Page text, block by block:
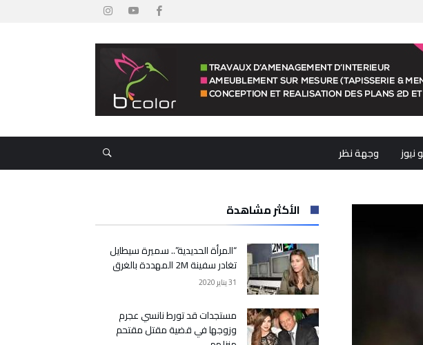
نيوز وجهة نظر
الأكثر مشاهدة
“المرأة الحديدية”.. سميرة سيطايل
تغادر سفينة 2M المهددة بالغرق
31 يناير 2020
مستجدات قد تورط نانسي عجرم
وزوجها في قضية مقتل مقتحم